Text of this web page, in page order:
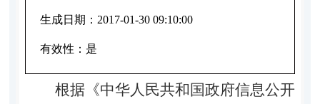
生成日期： 2017-01-30 09:10:00
有效性： 是
根据《中华人民共和国政府信息公开